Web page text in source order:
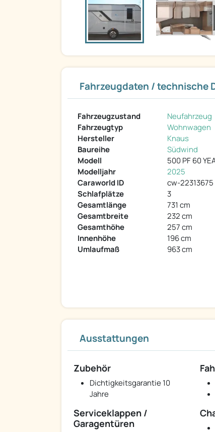
Fahrzeugdaten / technische
Fahrzeugzustand
Neufahrzeug
Fahrzeugtyp
Wohnwagen
Hersteller
Knaus
Baureihe
Südwind
Modell
500 PF 60
Modelljahr
2025
Caraworld ID
cw-22313675
Schlafplätze
3
Gesamtlänge
731 cm
Gesamtbreite
232 cm
Gesamthöhe
257 cm
Innenhöhe
196 cm
Umlaufmaß
963 cm
Ausstattungen
Zubehör
Dichtigkeitsgarantie 10
Jahre
Serviceklappen /
Garagentüren